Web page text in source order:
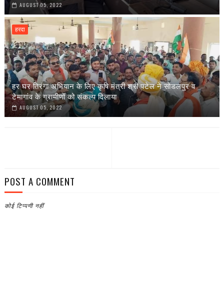
AUGUST 05, 2022
हरदा
हर घर तिरंगा अभियान के लिए कृषि मंत्री श्री पटेल ने सोडलपुर व
टेमागांव के ग्रामीणों को संकल्प दिलाया
AUGUST 05, 2022
POST A COMMENT
कोई टिप्पणी नहीं